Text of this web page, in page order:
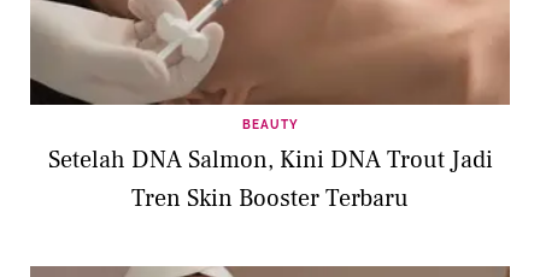
BEAUTY
Setelah DNA Salmon, Kini DNA Trout Jadi
Tren Skin Booster Terbaru